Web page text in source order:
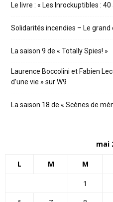
Le livre : « Les Inrockuptibles :
Solidarités incendies – Le grand
La saison 9 de « Totally Spies! »
Laurence Boccolini et Fabien
d’une vie » sur W9
La saison 18 de « Scènes de
mai
L M M
1